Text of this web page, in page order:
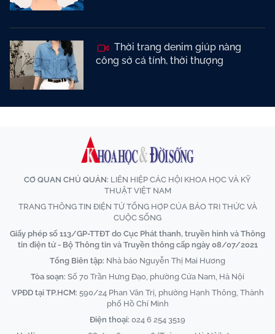
Thời trang denim giúp nàng
công sở cá tính, thời thượng
CƠ QUAN CHỦ QUẢN: LIÊN HIỆP CÁC HỘI KHOA HỌC VÀ KỸ
THUẬT VIỆT NAM
TRANG THÔNG TIN ĐIỆN TỬ TỔNG HỢP CỦA BÁO TRI THỨC VÀ
CUỘC SỐNG
Giấy phép số 113/GP-TTĐT do Cục Phát thanh, truyền hình và Thông
tin điện tử - Bộ Thông tin và Truyền thông cấp ngày 08/07/2021
Tổng Biên tập: Nhà báo Nguyễn Thị Mai Hương
Tòa soạn: Số 70 Trần Hưng Đạo, phường Cửa Nam, Hà Nội
VPĐD tại TP.HCM: 590/24 Phan Văn Trị, phường Hạnh Thông, Thành
phố Hồ Chí Minh
Điện thoại: 024 6 254 3519